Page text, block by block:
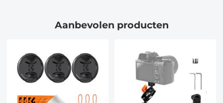
gebruik – Kentfaith
Aanbevolen producten